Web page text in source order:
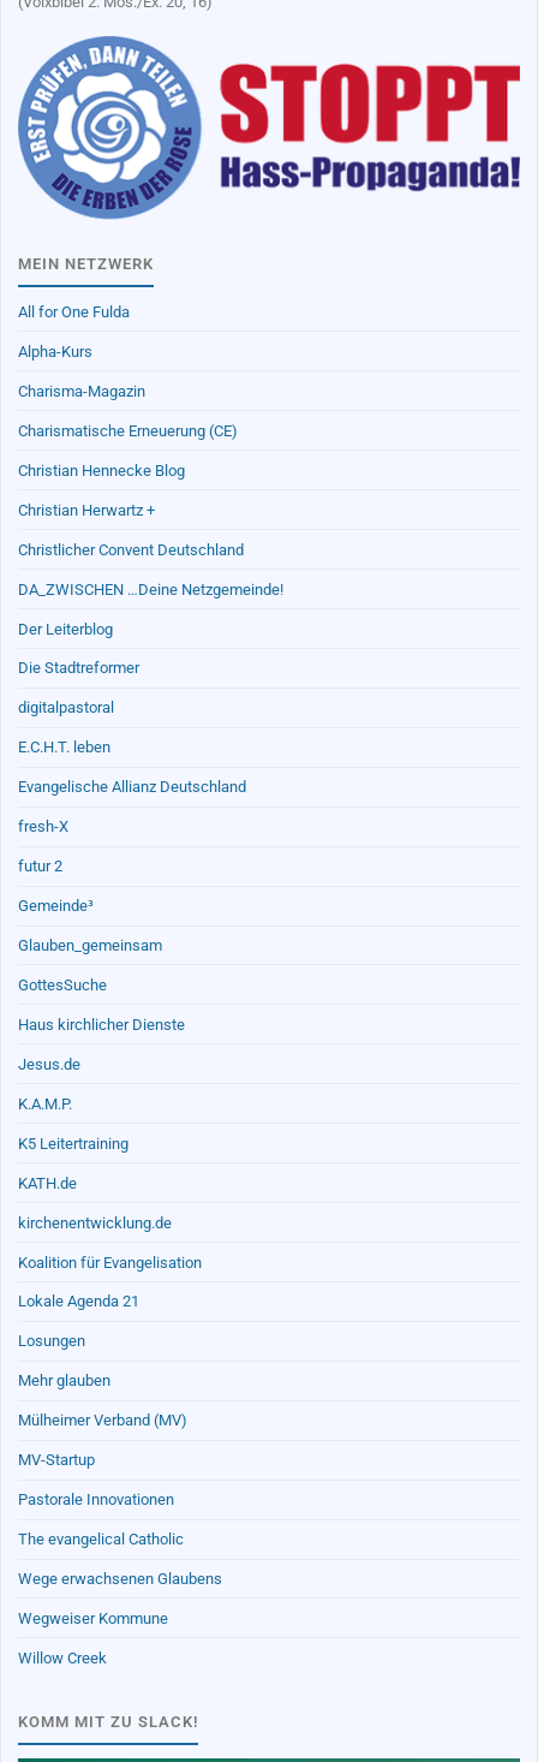
MEIN NETZWERK
All for One Fulda
Alpha-Kurs
Charisma-Magazin
Charismatische Erneuerung (CE)
Christian Hennecke Blog
Christian Herwartz +
Christlicher Convent Deutschland
DA_ZWISCHEN …Deine Netzgemeinde!
Der Leiterblog
Die Stadtreformer
digitalpastoral
E.C.H.T. leben
Evangelische Allianz Deutschland
fresh-X
futur 2
Gemeinde³
Glauben_gemeinsam
GottesSuche
Haus kirchlicher Dienste
Jesus.de
K.A.M.P.
K5 Leitertraining
KATH.de
kirchenentwicklung.de
Koalition für Evangelisation
Lokale Agenda 21
Losungen
Mehr glauben
Mülheimer Verband (MV)
MV-Startup
Pastorale Innovationen
The evangelical Catholic
Wege erwachsenen Glaubens
Wegweiser Kommune
Willow Creek
KOMM MIT ZU SLACK!